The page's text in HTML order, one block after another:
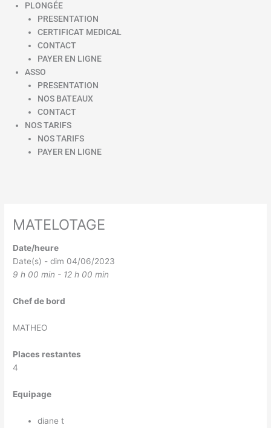
PLONGÉE
PRESENTATION
CERTIFICAT MEDICAL
CONTACT
PAYER EN LIGNE
ASSO
PRESENTATION
NOS BATEAUX
CONTACT
NOS TARIFS
NOS TARIFS
PAYER EN LIGNE
MATELOTAGE
Date/heure
Date(s) - dim 04/06/2023
9 h 00 min - 12 h 00 min
Chef de bord
MATHEO
Places restantes
4
Equipage
diane t